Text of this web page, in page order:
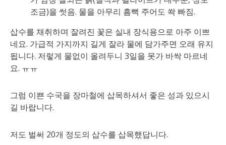
조금)을 썻음. 물을 아무리 흠뻑 주어도 쏵 빠짐.
삽수를 채취하며 잘려진 꽃은 실내 장식용으로 아주 이쁘
네요. 가급적 가지까지 길게 잘라 물에 담가주면 오래 유지
됩니다. 저렇게 물없이 올려두니 3일을 못가 바싹 마르네
요. ㅠㅠ
그럼 이쁜 수국을 장마철에 삽목하셔서 좋은 성과 있으시
길 바랍니다.
저도 벌써 20개 정도의 삽수를 삽목했답니다.